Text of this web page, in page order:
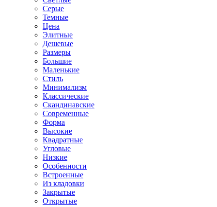
Серые
Темные
Цена
Элитные
Дешевые
Размеры
Большие
Маленькие
Стиль
Минимализм
Классические
Скандинавские
Современные
Форма
Высокие
Квадратные
Угловые
Низкие
Особенности
Встроенные
Из кладовки
Закрытые
Открытые